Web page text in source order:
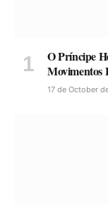
O Príncipe
Movimentos
17 de October